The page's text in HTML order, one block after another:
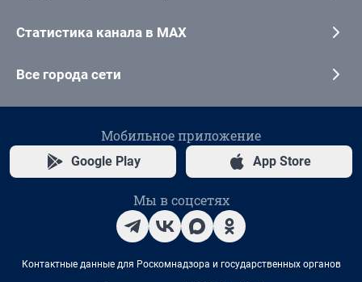
Статистика канала в MAX
Все города сети
Мобильное приложение
Google Play App Store
Мы в соцсетях
Контактные данные для Роскомнадзора и государственных органов